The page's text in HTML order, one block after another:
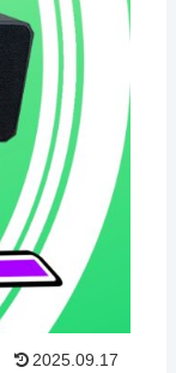
2025.09.17